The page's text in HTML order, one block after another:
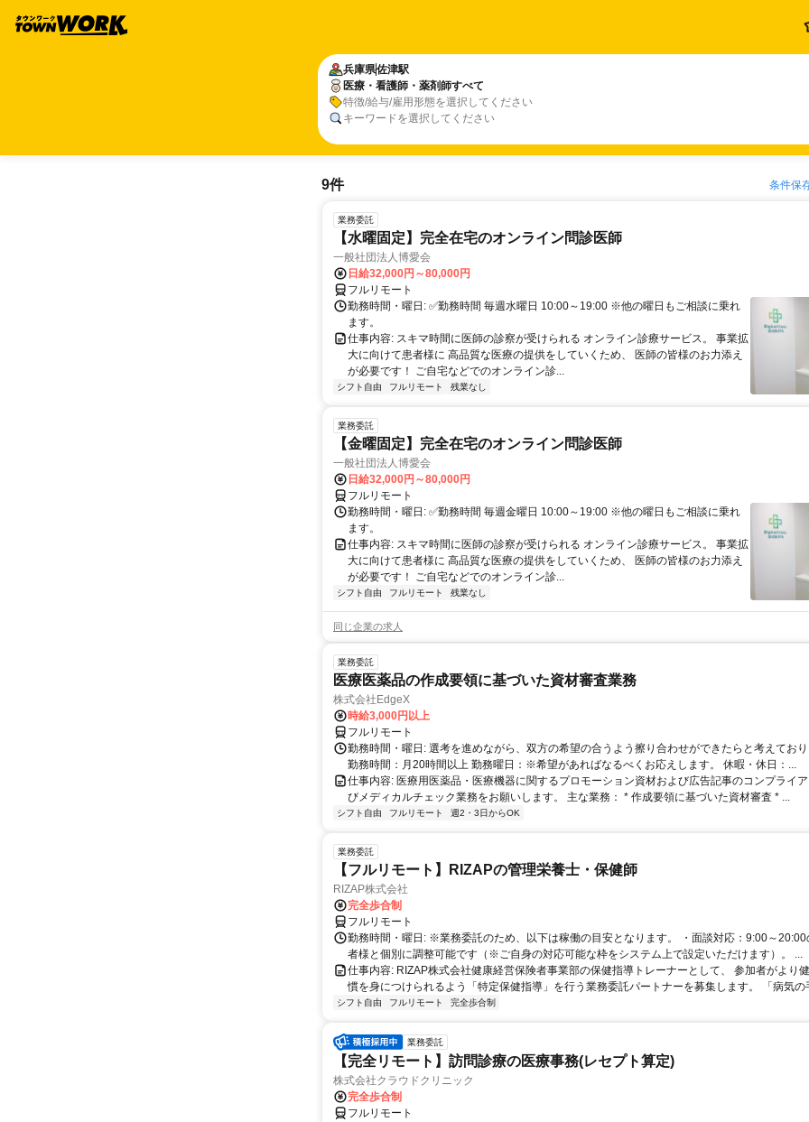
兵庫県佐津駅
医療・看護師・薬剤師すべて
特徴/給与/雇用形態を選択してください
キーワードを選択してください
9件 条件保
業務委託
【水曜固定】完全在宅のオンライン問診医師
一般社団法人博愛会
日給32,000円～80,000円
フルリモート
勤務時間・曜日: ✅勤務時間 毎週水曜日 10:00～19:00 ※他の曜日もご相談に乗れ
ます。
仕事内容: スキマ時間に医師の診察が受けられる オンライン診療サービス。 事業拡
大に向けて患者様に 高品質な医療の提供をしていくため、 医師の皆様のお力添え
が必要です！ ご自宅などでのオンライン診...
シフト自由 フルリモート 残業なし
業務委託
【金曜固定】完全在宅のオンライン問診医師
一般社団法人博愛会
日給32,000円～80,000円
フルリモート
勤務時間・曜日: ✅勤務時間 毎週金曜日 10:00～19:00 ※他の曜日もご相談に乗れ
ます。
仕事内容: スキマ時間に医師の診察が受けられる オンライン診療サービス。 事業拡
大に向けて患者様に 高品質な医療の提供をしていくため、 医師の皆様のお力添え
が必要です！ ご自宅などでのオンライン診...
シフト自由 フルリモート 残業なし
同じ企業の求人
業務委託
医療医薬品の作成要領に基づいた資材審査業務
株式会社EdgeX
時給3,000円以上
フルリモート
勤務時間・曜日: 選考を進めながら、双方の希望の合うよう擦り合わせができたらと考えてお
勤務時間：月20時間以上 勤務曜日：※希望があればなるべくお応えします。 休暇・休日：...
仕事内容: 医療用医薬品・医療機器に関するプロモーション資材および広告記事のコンプライ
びメディカルチェック業務をお願いします。 主な業務： * 作成要領に基づいた資材審査 * ...
シフト自由 フルリモート 週2・3日からOK
業務委託
【フルリモート】RIZAPの管理栄養士・保健師
RIZAP株式会社
完全歩合制
フルリモート
勤務時間・曜日: ※業務委託のため、以下は稼働の目安となります。 ・面談対応：9:00～20:00
者様と個別に調整可能です（※ご自身の対応可能な枠をシステム上で設定いただけます）。 ...
仕事内容: RIZAP株式会社健康経営保険者事業部の保健指導トレーナーとして、 参加者がより
慣を身につけられるよう「特定保健指導」を行う業務委託パートナーを募集します。 「病気の
シフト自由 フルリモート 完全歩合制
業務委託
【完全リモート】訪問診療の医療事務(レセプト算定)
株式会社クラウドクリニック
完全歩合制
フルリモート